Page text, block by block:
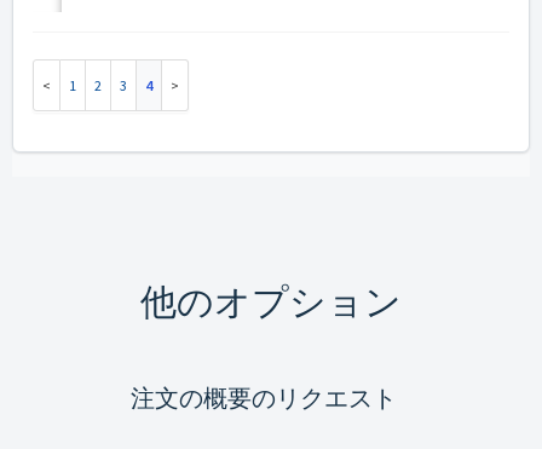
1 2 3 4
他のオプション
注文の概要のリクエスト